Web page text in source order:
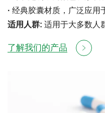
· 经典胶囊材质，广泛应用
适用人群: 适用于大多数人
了解我们的产品